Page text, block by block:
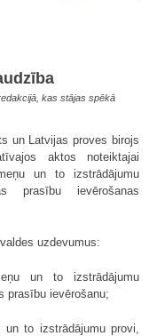
redakcijā, kas stājas spēkā
un Latvijas proves birojs
aktos noteiktajai
un to izstrādājumu
prasību ievērošanas
uzdevumus:
un to izstrādājumu
prasību ievērošanu;
un to izstrādājumu provi,